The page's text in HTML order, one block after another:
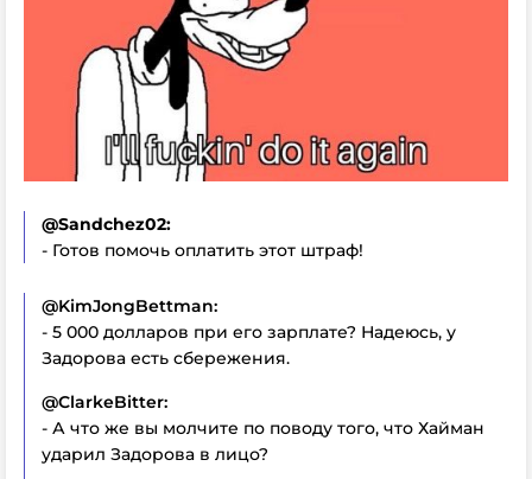
@Sandchez02:
- Готов помочь оплатить этот штраф!
@KimJongBettman:
- 5 000 долларов при его зарплате? Надеюсь, у
Задорова есть сбережения.
@ClarkeBitter:
- А что же вы молчите по поводу того, что Хайман
ударил Задорова в лицо?